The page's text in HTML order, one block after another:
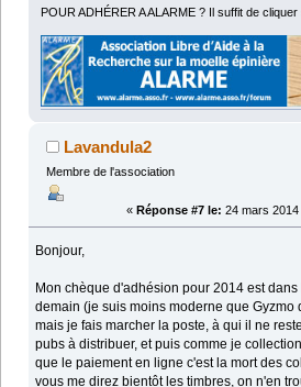
POUR ADHÉRER A ALARME ? Il suffit de
Lavandula2
Membre de l'association
« Réponse #7 le: 24 mars
Bonjour,
Mon chèque d'adhésion pour 2014 est
demain (je suis moins moderne que Gyzmo
mais je fais marcher la poste, à qui il ne
pubs à distribuer, et puis comme je
que le paiement en ligne c'est la mort des
vous me direz bientôt les timbres, on n'en